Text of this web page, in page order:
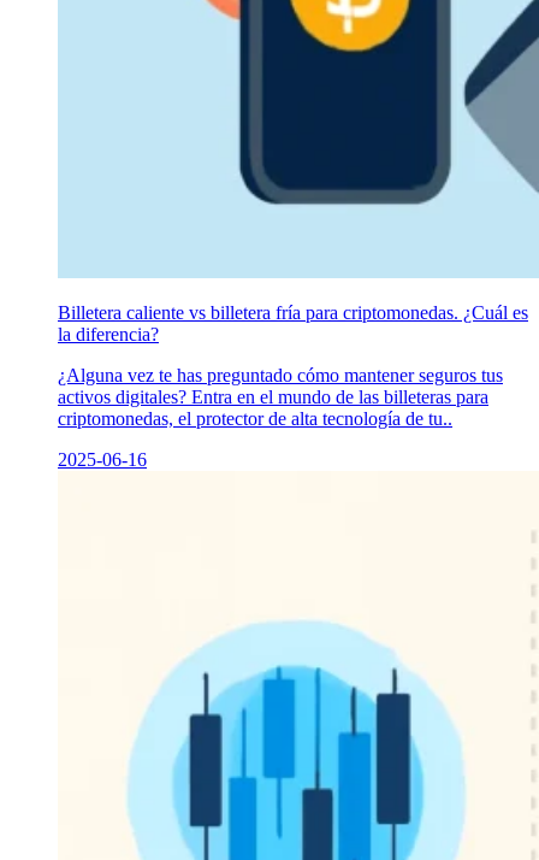
Billetera caliente vs billetera fría para criptomonedas. ¿Cuál es
la diferencia?
¿Alguna vez te has preguntado cómo mantener seguros tus
activos digitales? Entra en el mundo de las billeteras para
criptomonedas, el protector de alta tecnología de tu..
2025-06-16